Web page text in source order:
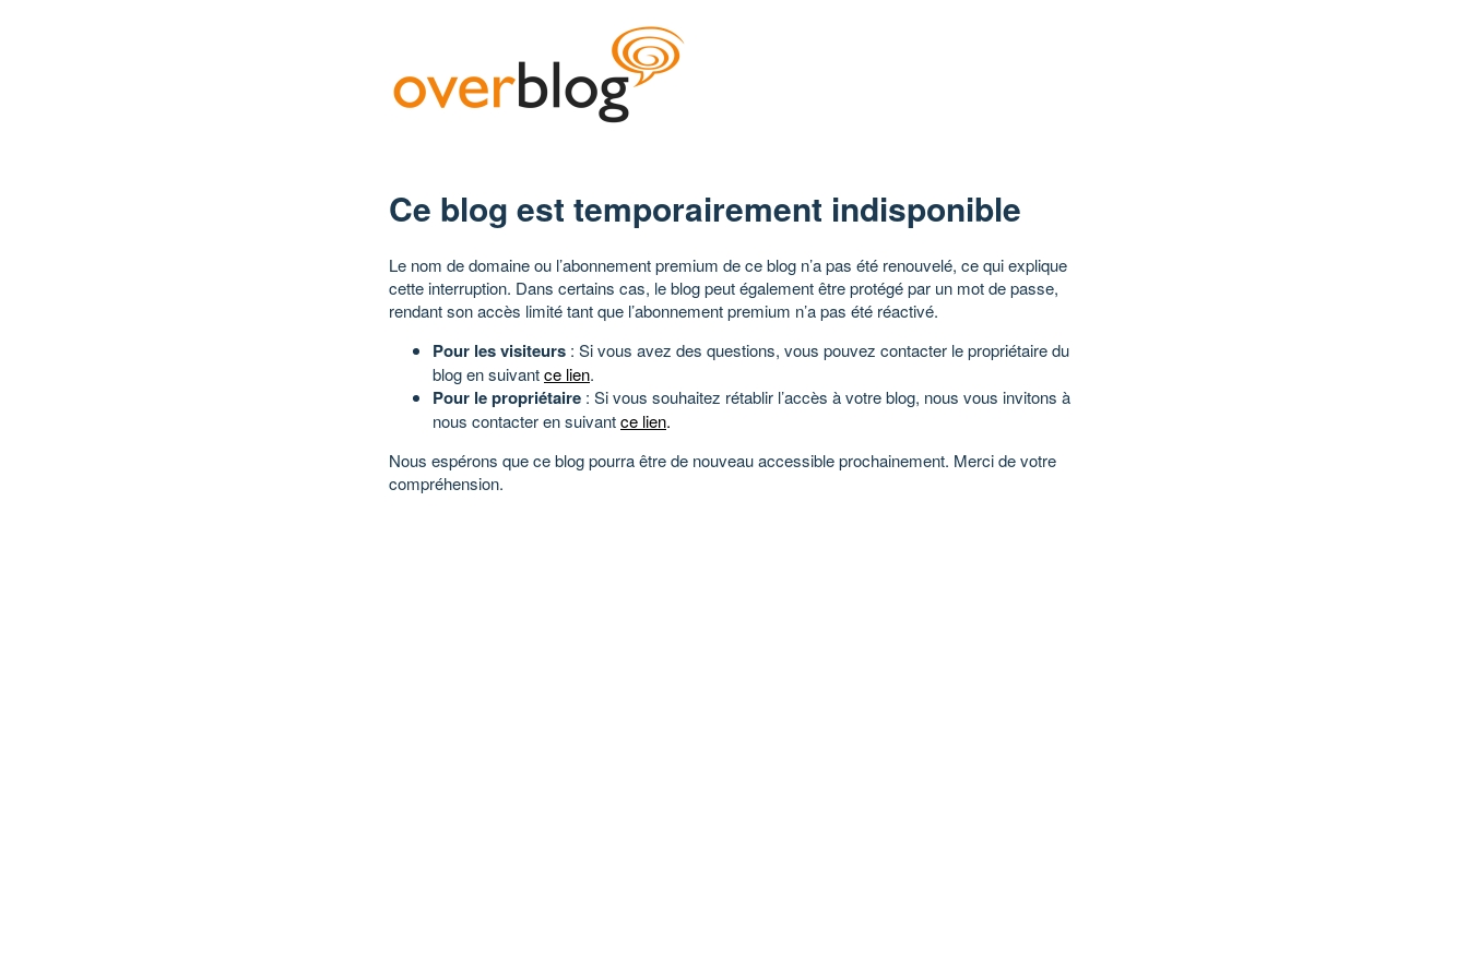
Ce blog est temporairement indisponible
Le nom de domaine ou l’abonnement premium de ce blog n’a pas été renouvelé, ce qui explique
cette interruption. Dans certains cas, le blog peut également être protégé par un mot de passe,
rendant son accès limité tant que l’abonnement premium n’a pas été réactivé.
Pour les visiteurs : Si vous avez des questions, vous pouvez contacter le propriétaire du
blog en suivantce lien.
Pour le propriétaire : Si vous souhaitez rétablir l’accès à votre blog, nous vous invitons à
nous contacter en suivantce lien.
Nous espérons que ce blog pourra être de nouveau accessible prochainement. Merci de votre
compréhension.